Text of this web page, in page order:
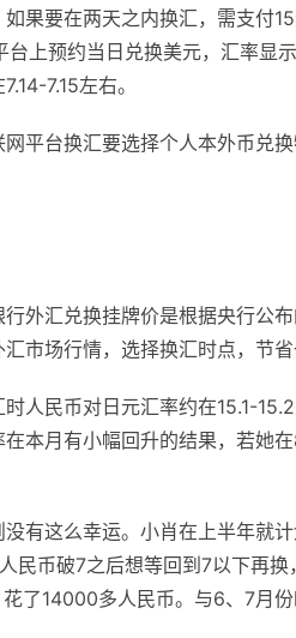
果要在两天之内换汇，需支付
上预约当日兑换美元，汇率显
7.15左右。
平台换汇要选择个人本外币兑换
外汇兑换挂牌价是根据央行公
市场行情，选择换汇时点，节省
人民币对日元汇率约在15.1-
本月有小幅回升的结果，若她
有这么幸运。小肖在上半年就
民币破7之后想等回到7以下再
了14000多人民币。与6、7月